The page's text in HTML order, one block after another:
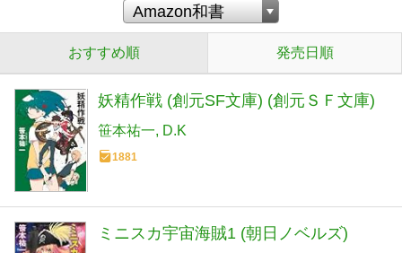
おすすめ順 発売日順
妖精作戦 (創元SF文庫) (創元ＳＦ文庫)
笹本祐一 D.K
1881
ミニスカ宇宙海賊1 (朝日ノベルズ)